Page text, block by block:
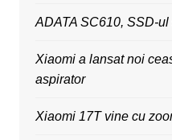
ADATA SC610, SSD-
Xiaomi a lansat noi
aspirator
Xiaomi 17T vine cu